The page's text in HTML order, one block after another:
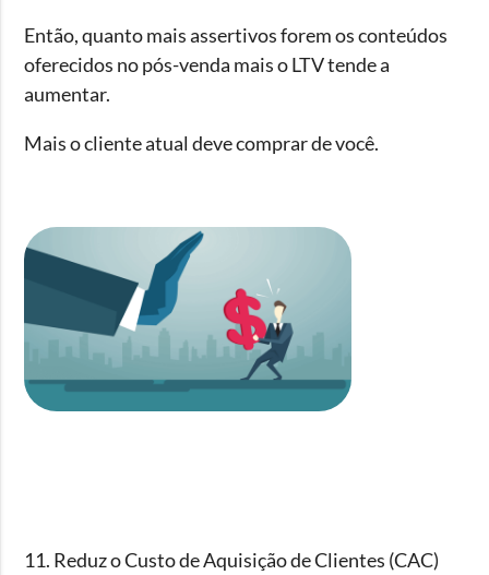
Então, quanto mais assertivos forem os conteúdos
oferecidos no pós-venda mais o LTV tende a
aumentar.
Mais o cliente atual deve comprar de você.
11. Reduz o Custo de Aquisição de Clientes (CAC)